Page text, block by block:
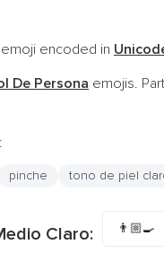
encoded in
De Persona emojis.
pinche tono de piel
Claro: 👨🏼‍🍳